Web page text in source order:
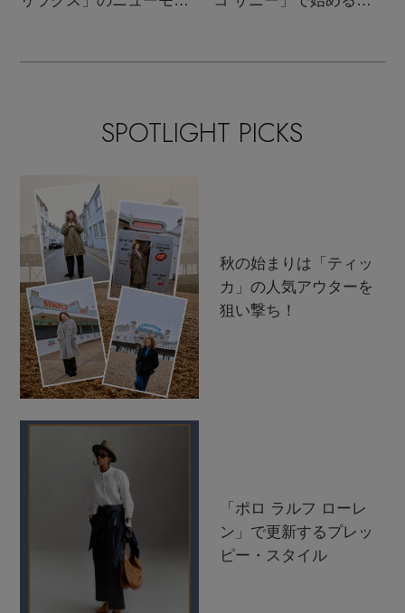
SPOTLIGHT PICKS
秋の始まりは「ティッ
カ」の人気アウターを
狙い撃ち！
「ポロ ラルフ ローレ
ン」で更新するプレッ
ピー・スタイル